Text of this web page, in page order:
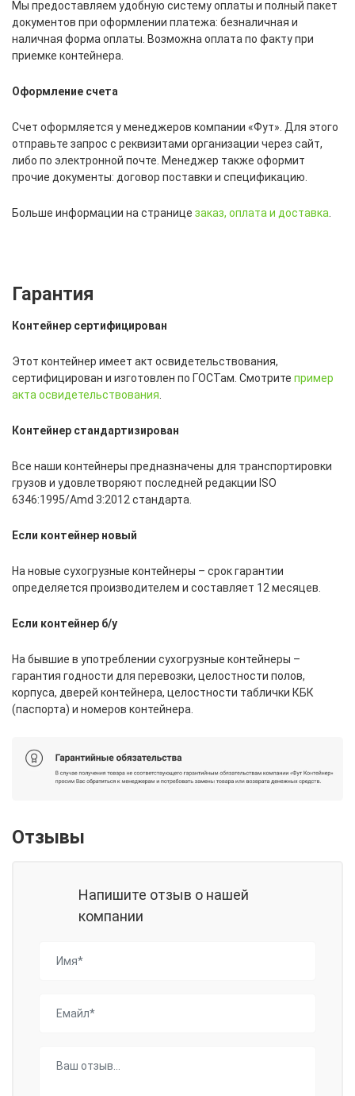
Мы предоставляем удобную систему оплаты и полный пакет
документов при оформлении платежа: безналичная и
наличная форма оплаты. Возможна оплата по факту при
приемке контейнера.
Оформление счета
Счет оформляется у менеджеров компании «Фут». Для этого
отправьте запрос с реквизитами организации через сайт,
либо по электронной почте. Менеджер также оформит
прочие документы: договор поставки и спецификацию.
Больше информации на странице заказ, оплата и доставка
Гарантия
Контейнер сертифицирован
Этот контейнер имеет акт освидетельствования,
сертифицирован и изготовлен по ГОСТам. Смотрите пример
акта освидетельствования
Контейнер стандартизирован
Все наши контейнеры предназначены для транспортировки
грузов и удовлетворяют последней редакции ISO
6346:1995/Amd 3:2012 стандарта.
Если контейнер новый
На новые сухогрузные контейнеры – срок гарантии
определяется производителем и составляет 12 месяцев.
Если контейнер б/у
На бывшие в употреблении сухогрузные контейнеры –
гарантия годности для перевозки, целостности полов,
корпуса, дверей контейнера, целостности таблички КБК
(паспорта) и номеров контейнера.
Отзывы
Напишите отзыв о нашей
компании